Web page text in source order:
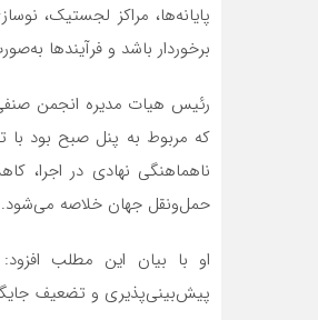
پایانه‌ها، مراکز لجستیک،
برخوردار باشد و فرآیندها
رئیس هیات مدیره انجمن
که مربوط به پنل صبح بود
ناهماهنگی نهادی در اجرا،
حمل‌ونقل جهان خلاصه
او با بیان این مطلب
پیش‌بینی‌پذیری و تضعیف